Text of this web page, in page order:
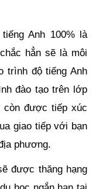
Anh 100% là
hẳn sẽ là môi
trình độ tiếng Anh
đào tạo trên lớp
còn được tiếp xúc
giao tiếp với bạn
phương.
được thăng hạng